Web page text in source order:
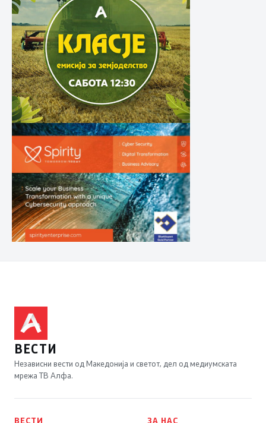
ВЕСТИ
Независни вести од Македонија и светот, дел од медиумската
мрежа ТВ Алфа.
ВЕСТИ ЗА НАС